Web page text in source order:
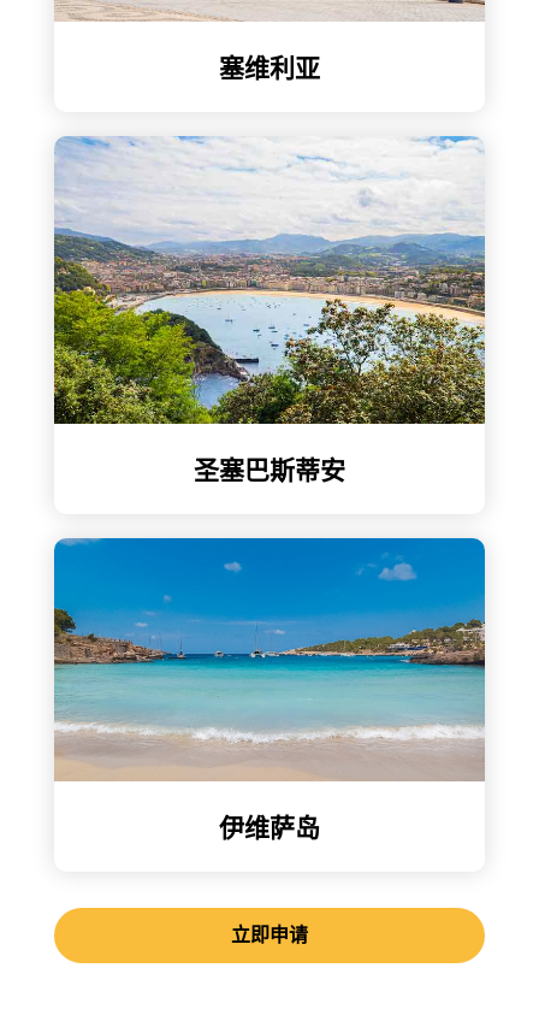
塞维利亚
圣塞巴斯蒂安
伊维萨岛
立即申请